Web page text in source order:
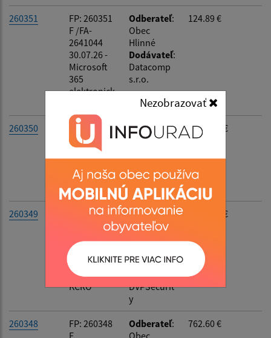
Nezobrazovať
Filtrovať Reset
260351
FP: 260351
F /FA-
2641044
30.07.26 -
Microsoft
365
elektronick
Odberateľ:
Obec
Hlinné
Dodávateľ:
Datacomp
s.r.o.
124.89 €
260350
FP: 260350
F
/20262159
pracovné
odevy DHZ
Odberateľ:
Obec
FLORIAN
s.r.o.
1 675.74 €
260349
FP: 260349
30.07.26 -
kamerový
systém
KCRO
Odberateľ:
Obec
Vladimír
Demčák -
DVPSecurit
y
5 342.51 €
260348
FP: 260348
F
Odberateľ:
Obec
762.60 €